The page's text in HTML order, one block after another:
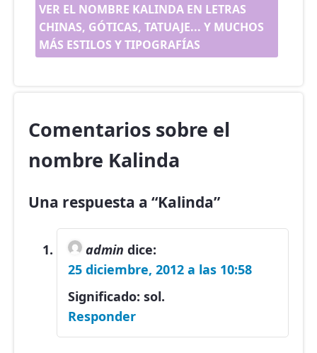
VER EL NOMBRE KALINDA EN LETRAS
CHINAS, GÓTICAS, TATUAJE... Y MUCHOS
MÁS ESTILOS Y TIPOGRAFÍAS
Comentarios sobre el
nombre Kalinda
Una respuesta a “Kalinda”
admin dice:
25 diciembre, 2012 a las 10:58
Significado: sol.
Responder